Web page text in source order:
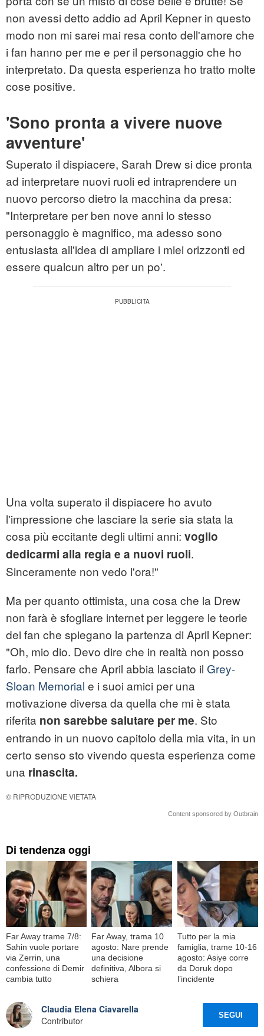
non avessi detto addio ad April Kepner in questo
modo non mi sarei mai resa conto dell'amore che
i fan hanno per me e per il personaggio che ho
interpretato. Da questa esperienza ho tratto molte
cose positive.
'Sono pronta a vivere nuove
avventure'
Superato il dispiacere, Sarah Drew si dice pronta
ad interpretare nuovi ruoli ed intraprendere un
nuovo percorso dietro la macchina da presa:
"Interpretare per ben nove anni lo stesso
personaggio è magnifico, ma adesso sono
entusiasta all'idea di ampliare i miei orizzonti ed
essere qualcun altro per un po'.
Una volta superato il dispiacere ho avuto
l'impressione che lasciare la serie sia stata la
cosa più eccitante degli ultimi anni: voglio
dedicarmi alla regia e a nuovi ruoli.
Sinceramente non vedo l'ora!"
Ma per quanto ottimista, una cosa che la Drew
non farà è sfogliare internet per leggere le teorie
dei fan che spiegano la partenza di April Kepner:
"Oh, mio ​​dio. Devo dire che in realtà non posso
farlo. Pensare che April abbia lasciato il Grey-
Sloan Memorial e i suoi amici per una
motivazione diversa da quella che mi è stata
riferita non sarebbe salutare per me. Sto
entrando in un nuovo capitolo della mia vita, in un
certo senso sto vivendo questa esperienza come
una rinascita.
© RIPRODUZIONE VIETATA
Content sponsored by Outbrain
Di tendenza oggi
Far Away trame 7/8:
Sahin vuole portare
via Zerrin, una
confessione di Demir
cambia tutto
Far Away, trama 10
agosto: Nare prende
una decisione
definitiva, Albora si
schiera
Tutto per la mia
famiglia, trame 10-16
agosto: Asiye corre
da Doruk dopo
l’incidente
Claudia Elena Ciavarella
Contributor
SEGUI